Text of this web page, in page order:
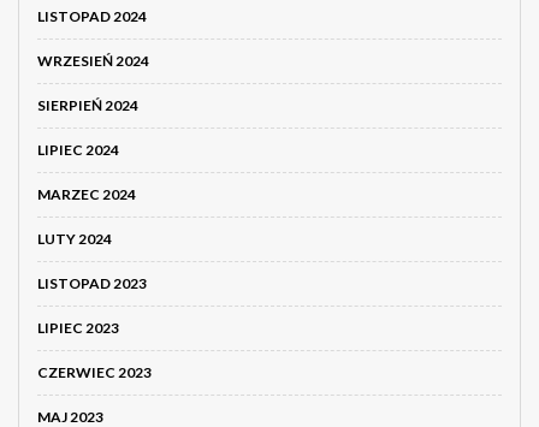
LISTOPAD 2024
WRZESIEŃ 2024
SIERPIEŃ 2024
LIPIEC 2024
MARZEC 2024
LUTY 2024
LISTOPAD 2023
LIPIEC 2023
CZERWIEC 2023
MAJ 2023